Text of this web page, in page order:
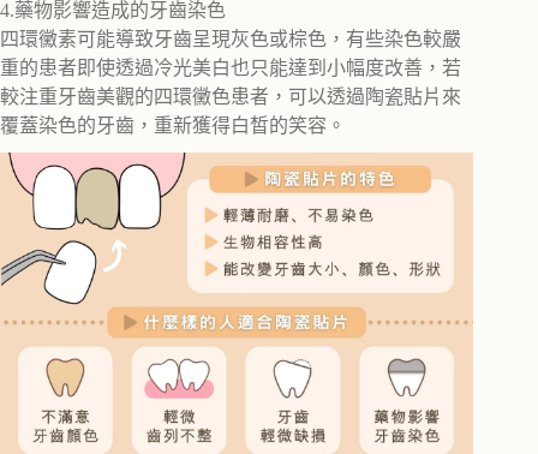
4.藥物影響造成的牙齒染色
四環黴素可能導致牙齒呈現灰色或棕色，有些染色較嚴
重的患者即使透過冷光美白也只能達到小幅度改善，若
較注重牙齒美觀的四環黴色患者，可以透過陶瓷貼片來
覆蓋染色的牙齒，重新獲得白皙的笑容。